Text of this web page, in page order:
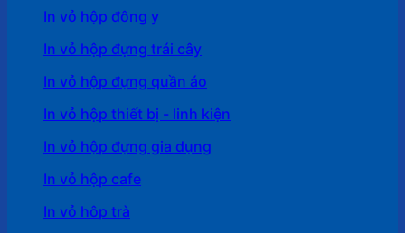
In vỏ hộp đông y
In vỏ hộp đựng trái cây
In vỏ hộp đựng quần áo
In vỏ hộp thiết bị - linh kiện
In vỏ hộp đựng gia dụng
In vỏ hộp cafe
In vỏ hôp trà